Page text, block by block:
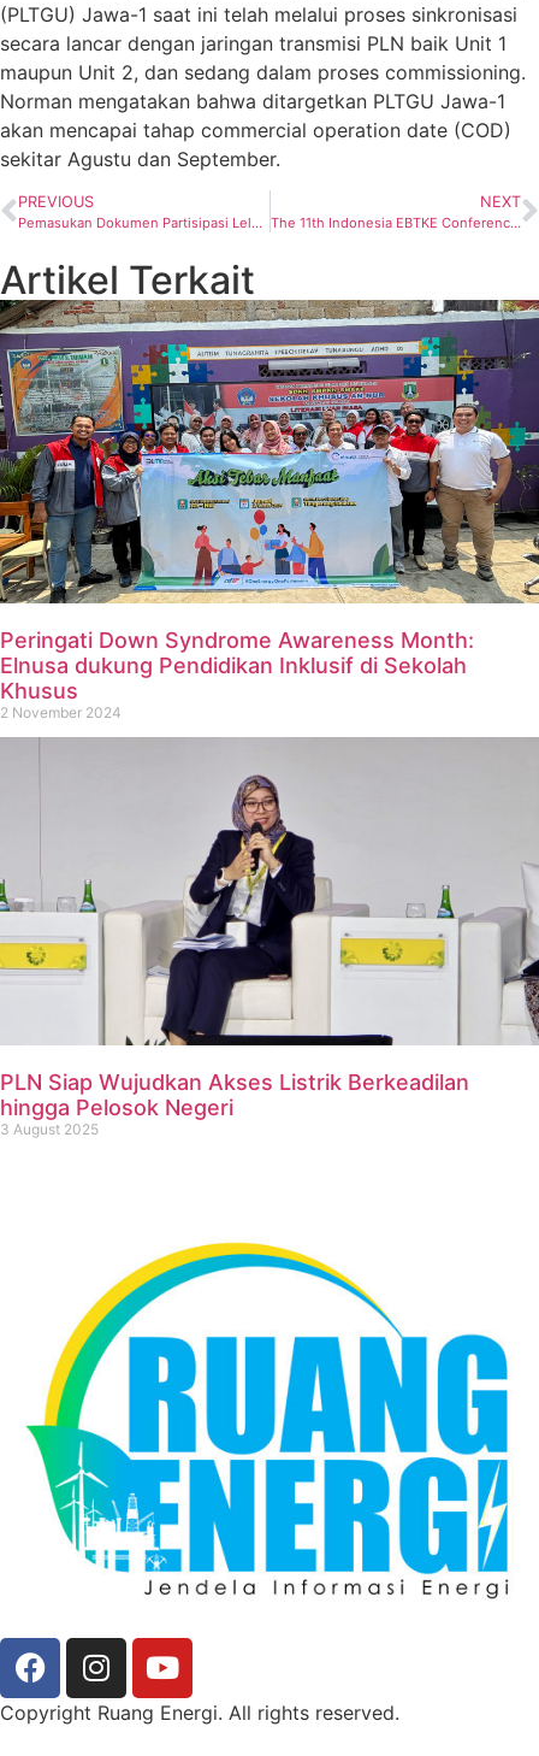
(PLTGU) Jawa-1 saat ini telah melalui proses sinkronisasi
secara lancar dengan jaringan transmisi PLN baik Unit 1
maupun Unit 2, dan sedang dalam proses commissioning.
Norman mengatakan bahwa ditargetkan PLTGU Jawa-1
akan mencapai tahap commercial operation date (COD)
sekitar Agustu dan September.
PREVIOUS
Pemasukan Dokumen Partisipasi Lelang Wilayah Kerja Migas Tahap I Tahun 2023, Diperpanjang!
NEXT
The 11th Indonesia EBTKE Conference and Exhibition 2023 Siap Hadirkan Forum Konferensi dan Pameran untuk Mendukung Target Nol Emisi Karbon
Artikel Terkait
Peringati Down Syndrome Awareness Month:
Elnusa dukung Pendidikan Inklusif di Sekolah
Khusus
2 November 2024
PLN Siap Wujudkan Akses Listrik Berkeadilan
hingga Pelosok Negeri
3 August 2025
Copyright Ruang Energi. All rights reserved.